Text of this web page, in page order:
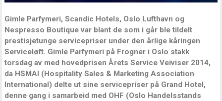
Gimle Parfymeri, Scandic Hotels, Oslo Lufthavn og
Nespresso Boutique var blant de som i går ble tildelt
prestisjetunge servicepriser under den årlige kåringen
Serviceløft. Gimle Parfymeri på Frogner i Oslo stakk
torsdag av med hovedprisen Årets Service Veiviser 2014,
da HSMAI (Hospitality Sales & Marketing Association
International) delte ut sine servicepriser på Grand Hotel,
denne gang i samarbeid med OHF (Oslo Handelsstands